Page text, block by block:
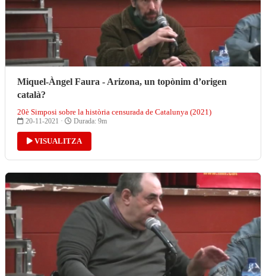
Miquel-Àngel Faura - Arizona, un topònim d’origen
català?
20è Simposi sobre la història censurada de Catalunya (2021)
20-11-2021 · Durada: 9m
VISUALITZA